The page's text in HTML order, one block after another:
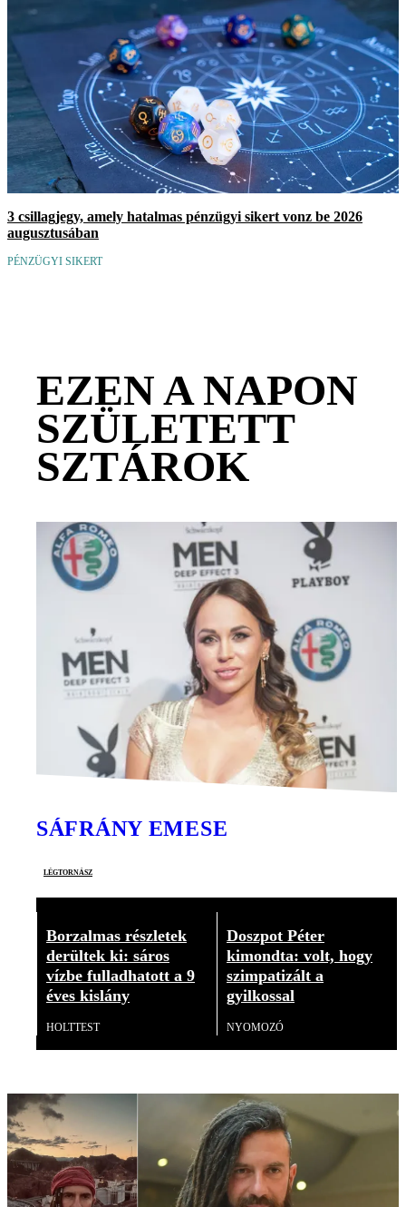
3 csillagjegy, amely hatalmas pénzügyi sikert vonz be 2026
augusztusában
PÉNZÜGYI SIKERT
EZEN A NAPON
SZÜLETETT
SZTÁROK
SÁFRÁNY EMESE
légtornász
Borzalmas részletek
derültek ki: sáros
vízbe fulladhatott a 9
éves kislány
HOLTTEST
Doszpot Péter
kimondta: volt, hogy
szimpatizált a
gyilkossal
NYOMOZÓ